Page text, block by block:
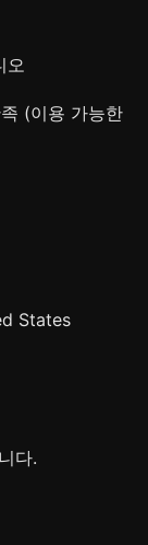
오
(이용 가능한
States
다.